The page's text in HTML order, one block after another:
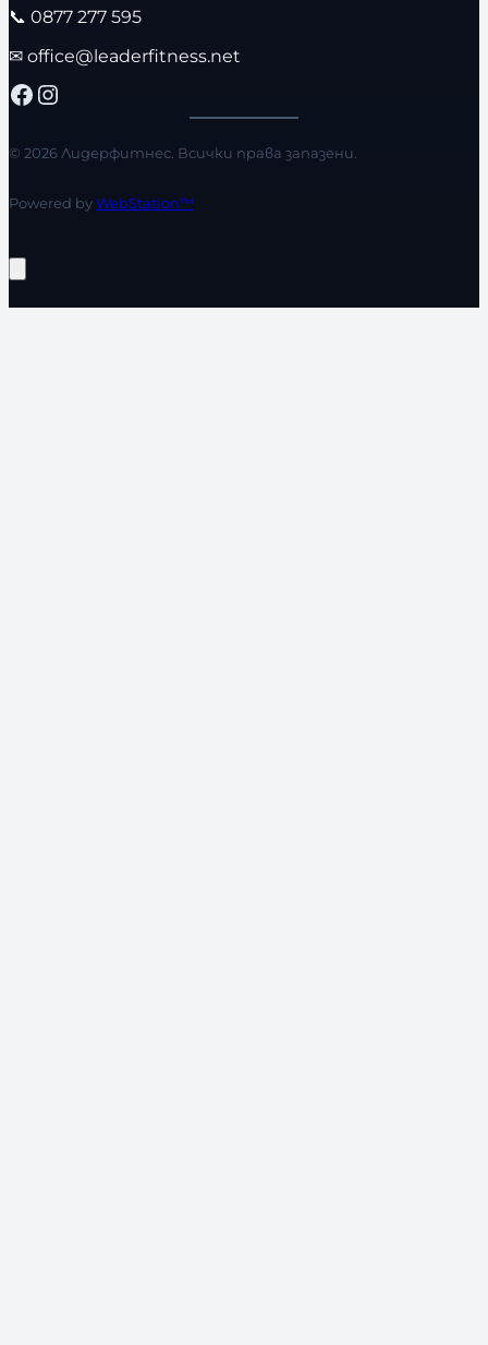
📞 0877 277 595
✉ office@leaderfitness.net
Facebook Instagram
© 2026 Лидерфитнес. Всички права запазени.
Powered byWebStation™